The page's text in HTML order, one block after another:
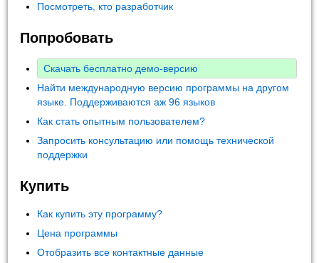
Посмотреть, кто разработчик
Попробовать
Скачать бесплатно демо-версию
Найти международную версию программы на другом
языке. Поддерживаются аж 96 языков
Как стать опытным пользователем?
Запросить консультацию или помощь технической
поддержки
Купить
Как купить эту программу?
Цена программы
Отобразить все контактные данные